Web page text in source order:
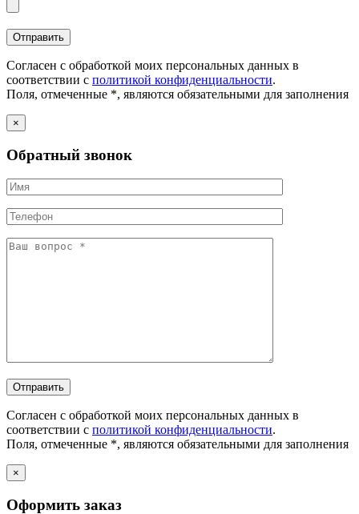
Согласен с обработкой моих персональных данных в
соответствии с политикой конфиденциальности.
Поля, отмеченные *, являются обязательными для заполнения
×
Обратный звонок
Согласен с обработкой моих персональных данных в
соответствии с политикой конфиденциальности.
Поля, отмеченные *, являются обязательными для заполнения
×
Оформить заказ